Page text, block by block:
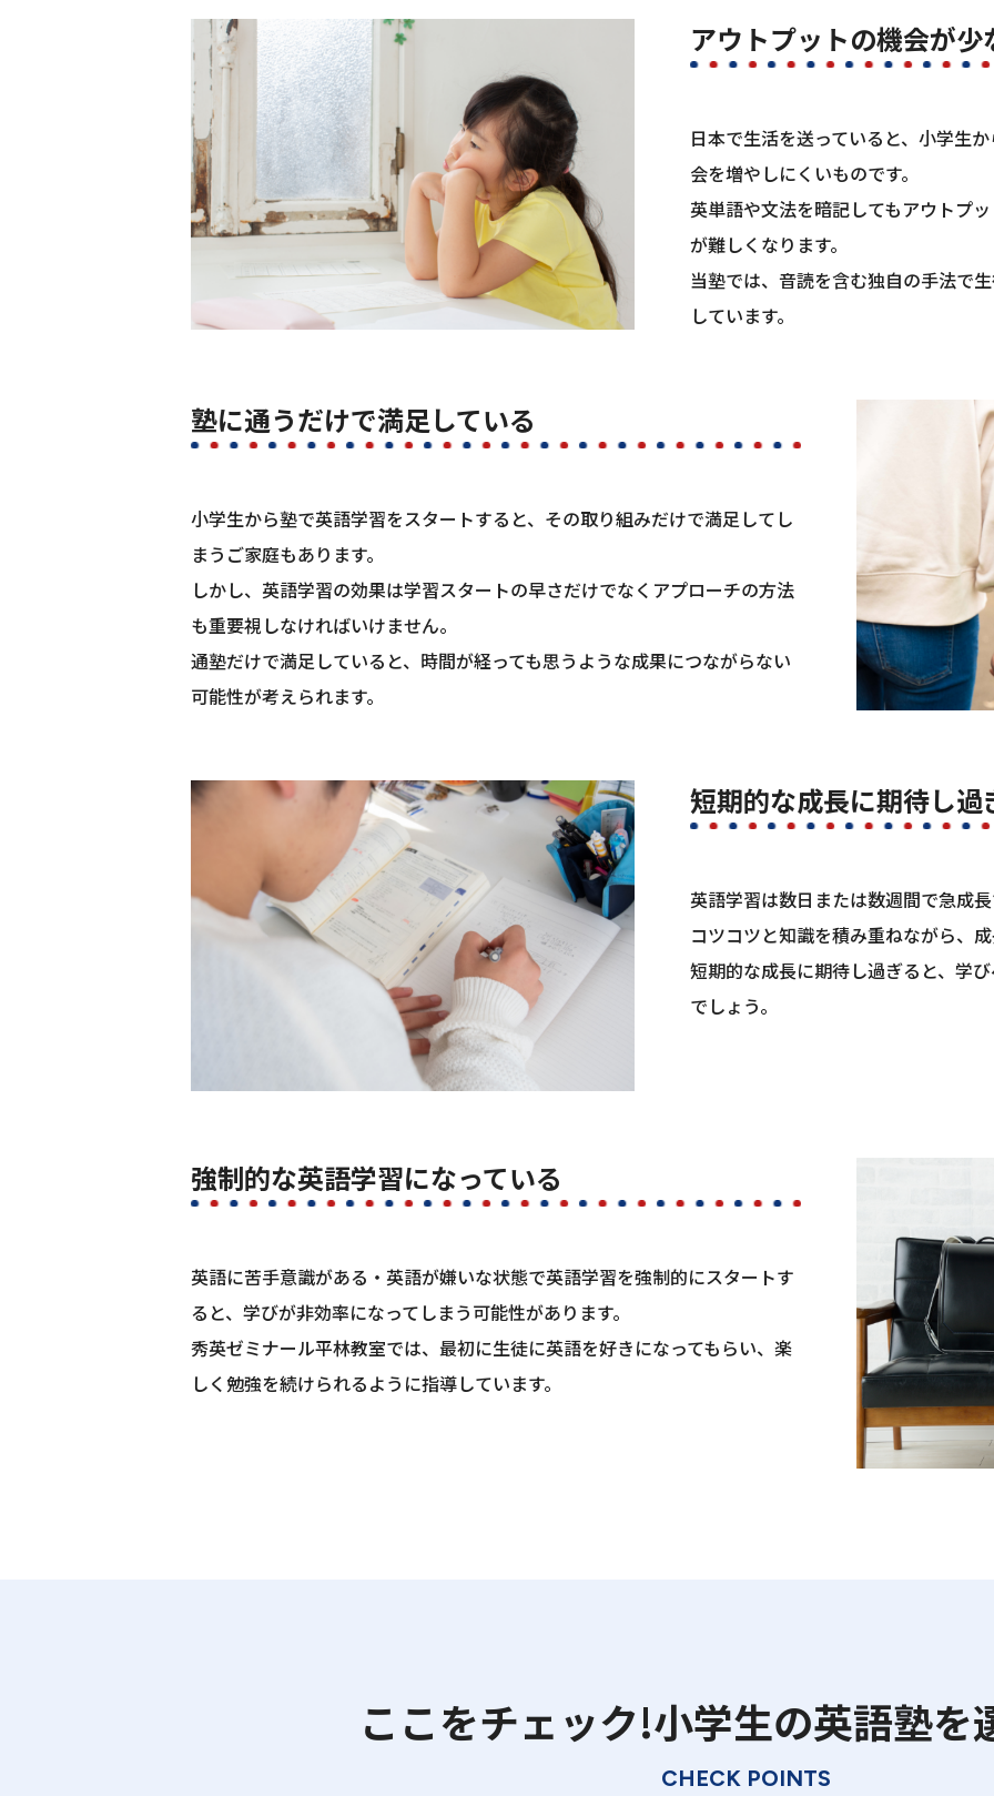
アウトプットの機会が少
日本で生活を送っていると、小学生
会を増やしにくいものです。
英単語や文法を暗記してもアウトプ
が難しくなります。
当塾では、音読を含む独自の手法で
しています。
塾に通うだけで満足している
小学生から塾で英語学習をスタートすると、その取り組みだけで満足してし
まうご家庭もあります。
しかし、英語学習の効果は学習スタートの早さだけでなくアプローチの方法
も重要視しなければいけません。
通塾だけで満足していると、時間が経っても思うような成果につながらない
可能性が考えられます。
短期的な成長に期待し過
英語学習は数日または数週間で急成
コツコツと知識を積み重ねながら、
短期的な成長に期待し過ぎると、学
でしょう。
強制的な英語学習になっている
英語に苦手意識がある・英語が嫌いな状態で英語学習を強制的にスタートす
ると、学びが非効率になってしまう可能性があります。
秀英ゼミナール平林教室では、最初に生徒に英語を好きになってもらい、楽
しく勉強を続けられるように指導しています。
ここをチェック!小学生の英語塾を
CHECK POINTS